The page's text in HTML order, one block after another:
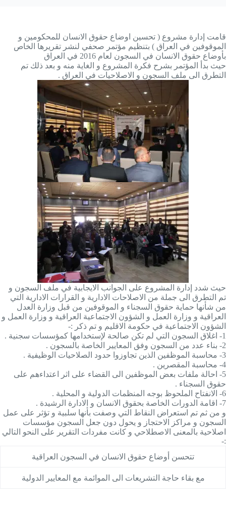
قامت إدارة مشروع ( تحسين اوضاع حقوق الانسان للمحكومين و
الموقوفين في العراق ) بتنظيم مؤتمر صحفي لنشر تقريرها الخاص
بأوضاع حقوق الانسان في السجون لعام 2016 في العراق
حيث بدأ المؤتمر بشرح فكرة المشروع و الغاية منه و بعد ذلك تم
التطرق الى ملف السجون و الاصلاحيات في العراق .
حيث شدد إدارة المشروع على الجوانب الايجابية في ملف السجون و
تم التطرق الى جملة من الاصلاحات الادارية و القرارات الادارية التي
من شأنها حماية حقوق السجناء و الموقوفين من قبل وزارة العدل
العراقية و وزارة العمل و الشؤون الاجتماعية العراقية و وزارة العمل و
الشؤون الاجتماعية في حكومة الاقليم و تم ذكر :-
1- اغلاق السجون التي لم تكن صالحة لإستخدامها كمؤسسات سجنية .
2- بناء عدد من السجون وفق المعايير الخاصة بالسجون .
3- محاسبة الموظفين الذين تجاوزوا حدود الصلاحيات الوظيفية .
4- محاسبة المقصرين .
5- احالة ملفات بعض الموظفين الى القضاء على اثر اعتداءهم على
حقوق السجناء .
6- الانفتاح الملحوظ بوجه المنظمات الدولية و المحلية .
7- اقامة الدورات الخاصة بحقوق الانسان و الادارة الرشيدة .
و من ثم تم استعراض النقاط التي وصفت بأنها سلبية و تؤثر على عمل
السجون و مراكز الاحتجاز و يحول دون جعل السجون مؤسسات
اصلاحية بالمعنى الاصطلاحي و كانت مفردات التقرير على النحو التالي
:-
تتحسن أوضاع حقوق الانسان في السجون العراقية
مع بقاء حاجة التشريعات الى الموائمة مع المعايير الدولية